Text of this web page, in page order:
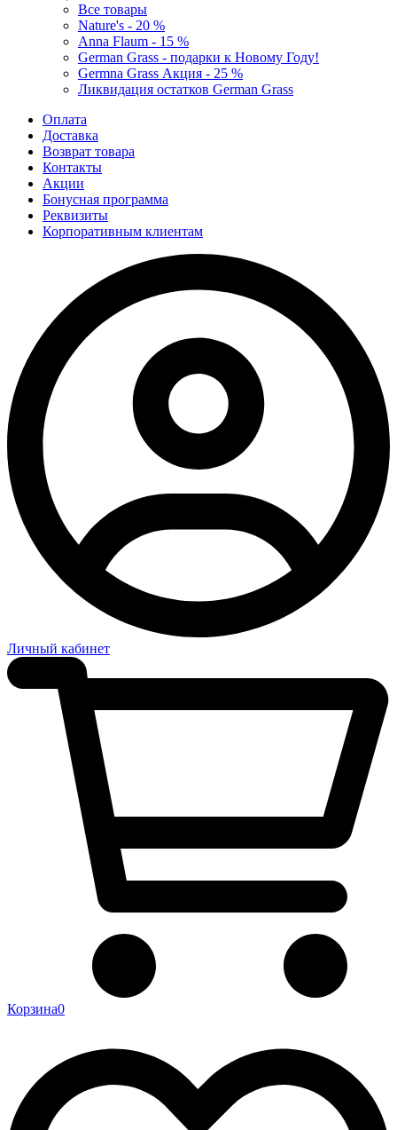
Все товары
Nature's - 20 %
Anna Flaum - 15 %
German Grass - подарки к Новому Году!
Germna Grass Акция - 25 %
Ликвидация остатков German Grass
Оплата
Доставка
Возврат товара
Контакты
Акции
Бонусная программа
Реквизиты
Корпоративным клиентам
Личный кабинет
Корзина0